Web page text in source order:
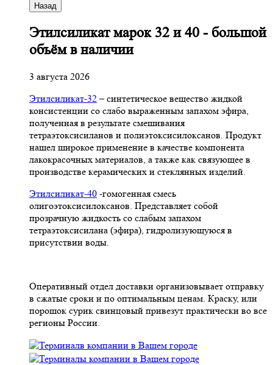
Назад
Этилсиликат марок 32 и 40 - большой
объём в наличии
3 августа 2026
Этилсиликат-32– синтетическое вещество жидкой
консистенции со слабо выраженным запахом эфира,
полученная в результате смешивания
тетpаэтоксисиланов и полиэтоксисилоксанов. Продукт
нашел широкое применение в качестве компонента
лакокрасочных материалов, а также как связующее в
производстве керамических и стеклянных изделий.
Этилсиликат-40 -гомогенная смесь
олигоэтоксисилоксанов. Представляет собой
прозрачную жидкость со слабым запахом
тетраэтоксисилана (эфира), гидролизующуюся в
присутствии воды.
Оперативный отдел доставки организовывает отправку
в сжатые сроки и по оптимальным ценам. Краску, или
порошок сурик свинцовый привезут практически во все
регионы России.